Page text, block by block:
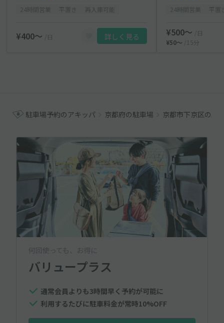
¥400〜 /日 詳しく見る ¥500〜
/日
¥50〜
/15分
駐車場予約のアキッパ 京都府の駐車場 京都市下京区の駐
何回使っても、お得に
バリュープラス
通常会員よりも3時間早く予約が可能に
利用するたびに駐車料金が常時10%OFF